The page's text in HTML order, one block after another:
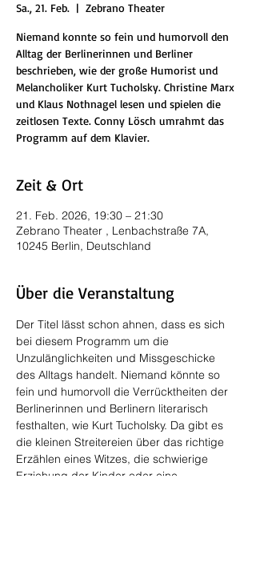
Sa., 21. Feb.
  |
Zebrano Theater
Niemand konnte so fein und humorvoll den
Alltag der Berlinerinnen und Berliner
beschrieben, wie der große Humorist und
Melancholiker Kurt Tucholsky. Christine Marx
und Klaus Nothnagel lesen und spielen die
zeitlosen Texte. Conny Lösch umrahmt das
Programm auf dem Klavier.
Zeit & Ort
21. Feb. 2026, 19:30 – 21:30
Zebrano Theater , Lenbachstraße 7A,
10245 Berlin, Deutschland
Über die Veranstaltung
Der Titel lässt schon ahnen, dass es sich
bei diesem Programm um die
Unzulänglichkeiten und Missgeschicke
des Alltags handelt. Niemand könnte so
fein und humorvoll die Verrücktheiten der
Berlinerinnen und Berlinern literarisch
festhalten, wie Kurt Tucholsky. Da gibt es
die kleinen Streitereien über das richtige
Erzählen eines Witzes, die schwierige
Erziehung der Kinder oder eine